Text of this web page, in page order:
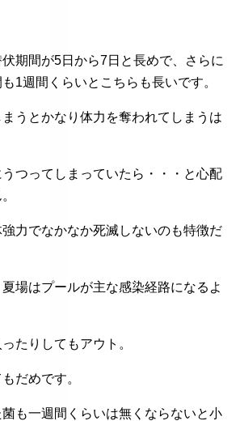
期間が5日から7日と長めで、さらに
1週間くらいとこちらも長いです。
うとかなり体力を奪われてしまうは
つってしまっていたら・・・と心配
力でなかなか死滅しないのも特徴だ
場はプールが主な感染経路になるよ
たりしてもアウト。
だめです。
菌も一週間くらいは無くならないと小